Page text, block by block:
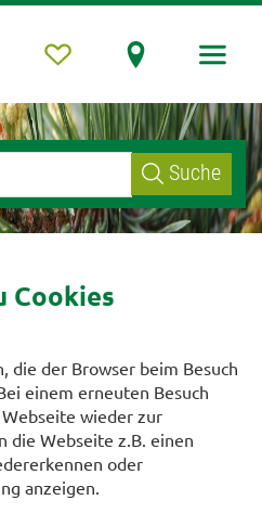
Suche
Cookies
die der Browser beim Besuch
einem erneuten Besuch
wieder zur
die Webseite z.B. einen
oder
anzeigen.